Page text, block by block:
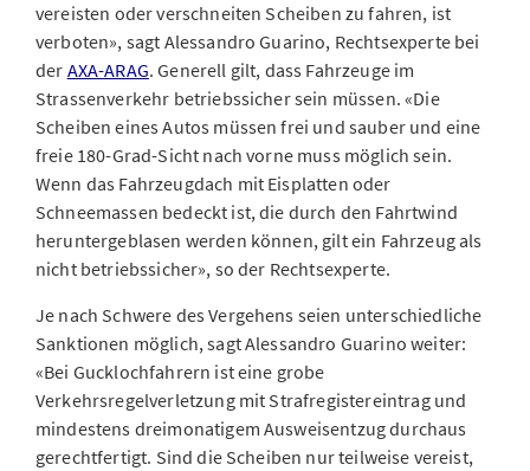
vereisten oder verschneiten Scheiben zu fahren, ist
verboten», sagt Alessandro Guarino, Rechtsexperte bei
der AXA-ARAG. Generell gilt, dass Fahrzeuge im
Strassenverkehr betriebssicher sein müssen. «Die
Scheiben eines Autos müssen frei und sauber und eine
freie 180-Grad-Sicht nach vorne muss möglich sein.
Wenn das Fahrzeugdach mit Eisplatten oder
Schneemassen bedeckt ist, die durch den Fahrtwind
heruntergeblasen werden können, gilt ein Fahrzeug als
nicht betriebssicher», so der Rechtsexperte.
Je nach Schwere des Vergehens seien unterschiedliche
Sanktionen möglich, sagt Alessandro Guarino weiter:
«Bei Gucklochfahrern ist eine grobe
Verkehrsregelverletzung mit Strafregistereintrag und
mindestens dreimonatigem Ausweisentzug durchaus
gerechtfertigt. Sind die Scheiben nur teilweise vereist,